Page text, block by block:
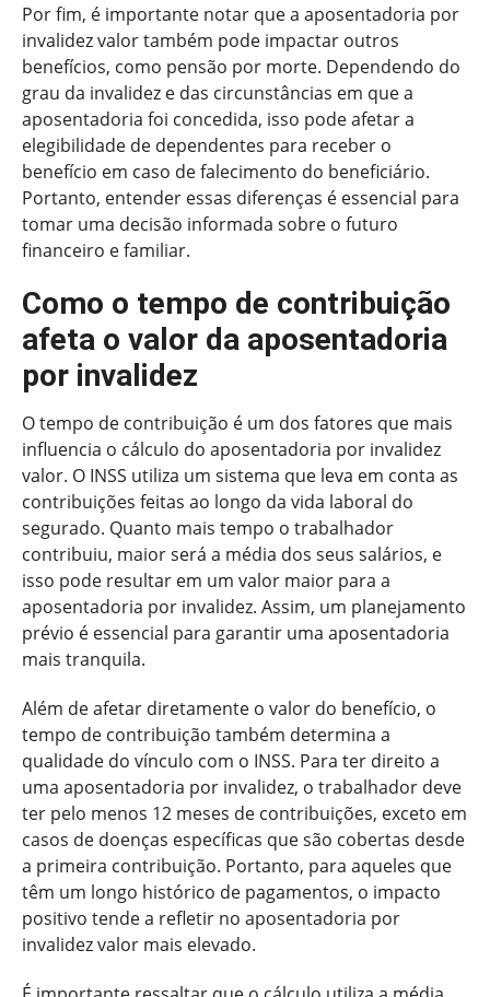
Por fim, é importante notar que a aposentadoria por
invalidez valor também pode impactar outros
benefícios, como pensão por morte. Dependendo do
grau da invalidez e das circunstâncias em que a
aposentadoria foi concedida, isso pode afetar a
elegibilidade de dependentes para receber o
benefício em caso de falecimento do beneficiário.
Portanto, entender essas diferenças é essencial para
tomar uma decisão informada sobre o futuro
financeiro e familiar.
Como o tempo de contribuição
afeta o valor da aposentadoria
por invalidez
O tempo de contribuição é um dos fatores que mais
influencia o cálculo do aposentadoria por invalidez
valor. O INSS utiliza um sistema que leva em conta as
contribuições feitas ao longo da vida laboral do
segurado. Quanto mais tempo o trabalhador
contribuiu, maior será a média dos seus salários, e
isso pode resultar em um valor maior para a
aposentadoria por invalidez. Assim, um planejamento
prévio é essencial para garantir uma aposentadoria
mais tranquila.
Além de afetar diretamente o valor do benefício, o
tempo de contribuição também determina a
qualidade do vínculo com o INSS. Para ter direito a
uma aposentadoria por invalidez, o trabalhador deve
ter pelo menos 12 meses de contribuições, exceto em
casos de doenças específicas que são cobertas desde
a primeira contribuição. Portanto, para aqueles que
têm um longo histórico de pagamentos, o impacto
positivo tende a refletir no aposentadoria por
invalidez valor mais elevado.